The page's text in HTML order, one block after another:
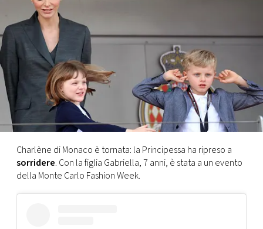
EVENTI
VIDEO
PRINCIPATO
DI
MONACO
RMC
CONSIGLIA
Charlène di Monaco è tornata: la Principessa ha ripreso a
sorridere. Con la figlia Gabriella, 7 anni, è stata a un evento
della Monte Carlo Fashion Week.